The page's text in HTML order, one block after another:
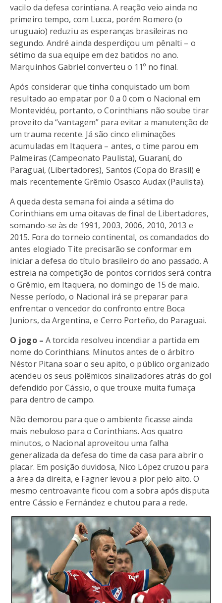
vacilo da defesa corintiana. A reação veio ainda no
primeiro tempo, com Lucca, porém Romero (o
uruguaio) reduziu as esperanças brasileiras no
segundo. André ainda desperdiçou um pênalti – o
sétimo da sua equipe em dez batidos no ano.
Marquinhos Gabriel converteu o 11º no final.
Após considerar que tinha conquistado um bom
resultado ao empatar por 0 a 0 com o Nacional em
Montevidéu, portanto, o Corinthians não soube tirar
proveito da “vantagem” para evitar a manutenção de
um trauma recente. Já são cinco eliminações
acumuladas em Itaquera – antes, o time parou em
Palmeiras (Campeonato Paulista), Guaraní, do
Paraguai, (Libertadores), Santos (Copa do Brasil) e
mais recentemente Grêmio Osasco Audax (Paulista).
A queda desta semana foi ainda a sétima do
Corinthians em uma oitavas de final de Libertadores,
somando-se às de 1991, 2003, 2006, 2010, 2013 e
2015. Fora do torneio continental, os comandados do
antes elogiado Tite precisarão se conformar em
iniciar a defesa do título brasileiro do ano passado. A
estreia na competição de pontos corridos será contra
o Grêmio, em Itaquera, no domingo de 15 de maio.
Nesse período, o Nacional irá se preparar para
enfrentar o vencedor do confronto entre Boca
Juniors, da Argentina, e Cerro Porteño, do Paraguai.
O jogo – A torcida resolveu incendiar a partida em
nome do Corinthians. Minutos antes de o árbitro
Néstor Pitana soar o seu apito, o público organizado
acendeu os seus polêmicos sinalizadores atrás do gol
defendido por Cássio, o que trouxe muita fumaça
para dentro de campo.
Não demorou para que o ambiente ficasse ainda
mais nebuloso para o Corinthians. Aos quatro
minutos, o Nacional aproveitou uma falha
generalizada da defesa do time da casa para abrir o
placar. Em posição duvidosa, Nico López cruzou para
a área da direita, e Fagner levou a pior pelo alto. O
mesmo centroavante ficou com a sobra após disputa
entre Cássio e Fernández e chutou para a rede.